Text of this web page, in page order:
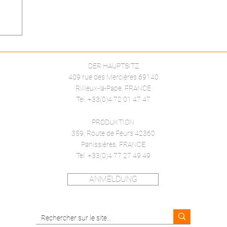
DER HAUPTSITZ
409 rue des Mercières 69140
Rillieux-la-Pape, FRANCE
Tel. +33(0)4 72 01 47 47
PRODUKTION
359, Route de Feurs 42360
Panissières, FRANCE
Tel. +33(0)4 77 27 49 49
ANMELDUNG